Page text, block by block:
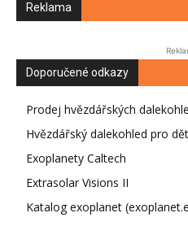
Reklama
Doporučené odkazy
Prodej hvězdářských
Hvězdářský dalekohled pro
Exoplanety Caltech
Extrasolar Visions II
Katalog exoplanet